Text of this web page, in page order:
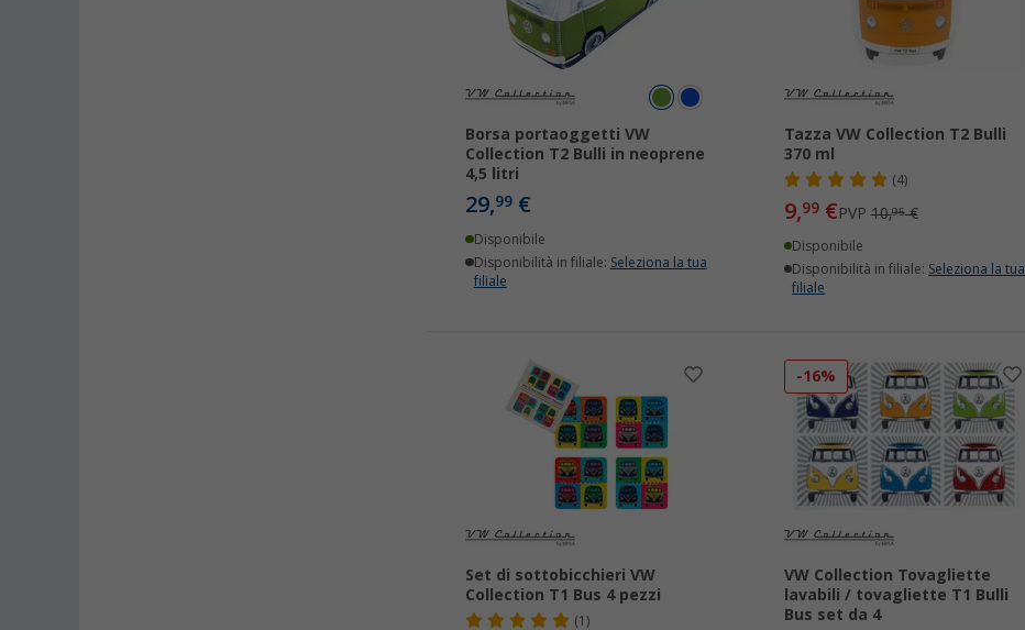
Borsa portaoggetti VW
Collection T2 Bulli in neoprene
4,5 litri
29,99 €
Disponibile
Disponibilità in filiale: Seleziona la tua
filiale
Tazza VW Collection T2 Bulli
370 ml
(4)
9,99€PVP10,95€
Disponibile
Disponibilità in filiale: Seleziona la tua
filiale
Set di sottobicchieri VW
Collection T1 Bus 4 pezzi
(1)
-16%
VW Collection Tovagliette
lavabili / tovagliette T1 Bulli
Bus set da 4